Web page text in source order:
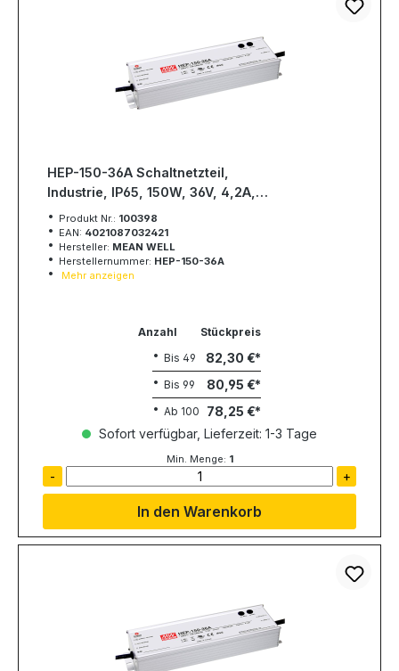
HEP-150-36A Schaltnetzteil,
Industrie, IP65, 150W, 36V, 4,2A,
MEAN WELL
Produkt Nr.: 100398
EAN: 4021087032421
Hersteller: MEAN WELL
Herstellernummer: HEP-150-36A
Mehr anzeigen
Anzahl
Stückpreis
Bis 49 82,30 €
Bis 99 80,95 €
Ab 100
78,25 €
Sofort verfügbar, Lieferzeit: 1-3 Tage
Min. Menge: 1
- +
In den Warenkorb